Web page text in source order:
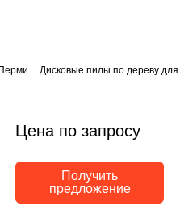
Дисковые пилы по дереву
Цена по запросу
Получить
предложение